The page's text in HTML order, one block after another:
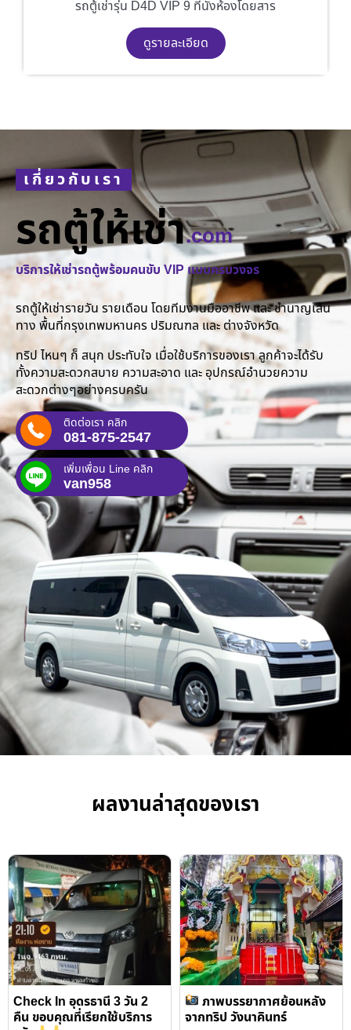
รถตู้เช่ารุ่น D4D VIP 9 ที่นั่งห้องโดยสาร
ดูรายละเอียด
เกี่ยวกับเรา
รถตู้ให้เช่า.com
บริการให้เช่ารถตู้พร้อมคนขับ VIP แบบครบวงจร
รถตู้ให้เช่ารายวัน รายเดือน โดยทีมงานมืออาชีพ และ ชำนาญเส้น
ทาง พื้นที่กรุงเทพมหานคร ปริมณฑล และ ต่างจังหวัด
ทริป ไหนๆ ก็ สนุก ประทับใจ เมื่อใช้บริการของเรา ลูกค้าจะได้รับ
ทั้งความสะดวกสบาย ความสะอาด และ อุปกรณ์อำนวยความ
สะดวกต่างๆอย่างครบครัน
ติดต่อเรา คลิก
081-875-2547
เพิ่มเพื่อน Line คลิก
van958
ผลงานล่าสุดของเรา
Check In อุดรธานี 3 วัน 2
คืน ขอบคุณที่เรียกใช้บริการ
ภาพบรรยากาศย้อนหลัง
จากทริป วังนาคินทร์